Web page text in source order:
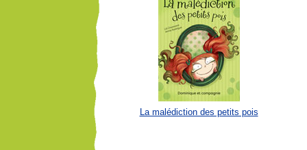
La malédiction des petits pois